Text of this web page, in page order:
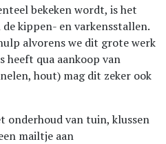
bekeken wordt, is het
kippen- en varkensstallen.
alvorens we dit grote werk
heeft qua aankoop van
hout) mag dit zeker ook
onderhoud van tuin, klussen
mailtje aan